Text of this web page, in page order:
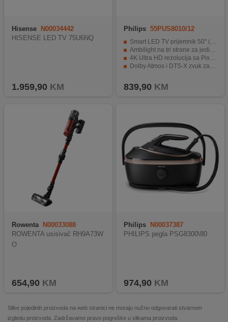
Hisense
N00034442
HISENSE LED TV 75U6NQ
1.959,90 KM
Philips 55PUS8010/12
Smart LED TV prijemnik 50" ( 140cm )
Ambilight na tri strane za jedinstveno vizualno iskustvo
4K Ultra HD rezolucija sa Pixel Precise Ultra HD obradom slike
Dolby Atmos i DTS-X zvuk za kino doživljaj kod kuće
839,90 KM
Rowenta
N00033088
ROWENTA usisivač RH9A73W
O
654,90 KM
Philips
N00037387
PHILIPS pegla PSG8300\80
974,90 KM
Slike pojedinih proizvoda na web stranici ne moraju nužno odgovarati stvarnom
izgledu proizvoda. Zadržavamo pravo pogreške u slikama proizvoda.